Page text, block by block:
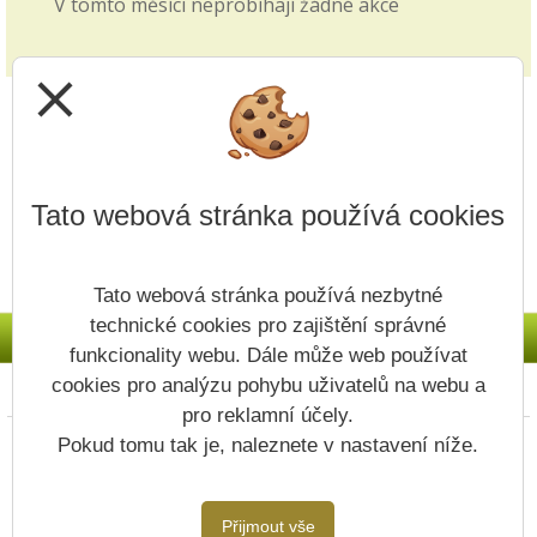
Zkrácené vyučování - volby
28.09.2025
v pátek 3.10. viz článek v blogu školy
Jak si vybrat střední školu?
Video z produkce ČT edu je zveřejněno v záložce
Upřesnění v článku - Nový způsob plateb
11.09.2025
Na Vaše dotazy odpovídáme v článku v Blogu
školy.
Plánovaná odstávka systému Bakaláři
Systém Bakaláři bude dočasně pozastaven v
Prohlášení o přístupnosti Mapa webu Cookies
Copyright © 2022 - 2023 ZŠ Vodojem &
Postaveno ve službě
VlastníŠkolníWeb.cz
close
Tato webová stránka používá cookies
Tato webová stránka používá nezbytné
technické cookies pro zajištění správné
funkcionality webu. Dále může web používat
cookies pro analýzu pohybu uživatelů na webu a
pro reklamní účely.
Pokud tomu tak je, naleznete v nastavení níže.
Přijmout vše